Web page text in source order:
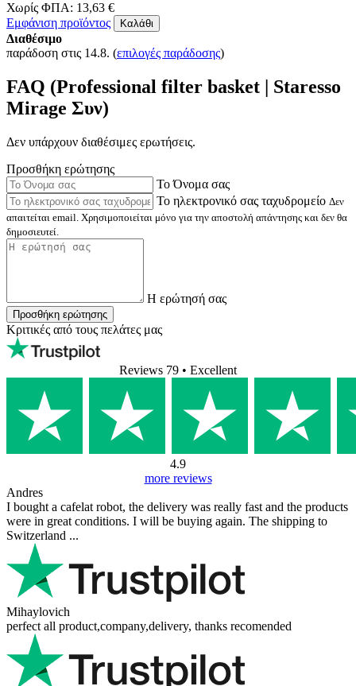
Χωρίς ΦΠΑ: 13,63 €
Εμφάνιση προϊόντος
Καλάθι
Διαθέσιμο
παράδοση στις 14.8. (επιλογές παράδοσης)
FAQ (Professional filter basket | Staresso
Mirage Συν)
Δεν υπάρχουν διαθέσιμες ερωτήσεις.
Προσθήκη ερώτησης
Το Όνομα σας
Το ηλεκτρονικό σας ταχυδρομείο Δεν
απαιτείται email. Χρησιμοποιείται μόνο για την αποστολή απάντησης και δεν θα
δημοσιευτεί.
Η ερώτησή σας
Προσθήκη ερώτησης
Κριτικές από τους πελάτες μας
Reviews 79 • Excellent
4.9
more reviews
Andres
I bought a cafelat robot, the delivery was really fast and the products
were in great conditions. I will be buying again. The shipping to
Switzerland ...
Mihaylovich
perfect all product,company,delivery, thanks recomended